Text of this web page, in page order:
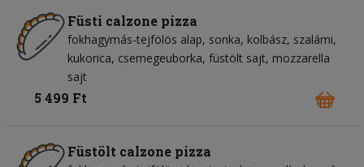
Füsti calzone pizza
fokhagymás-tejfölös alap sonka kolbász szalámi
kukorica csemegeuborka füstölt sajt mozzarella
sajt
5 499 Ft
Füstölt calzone pizza